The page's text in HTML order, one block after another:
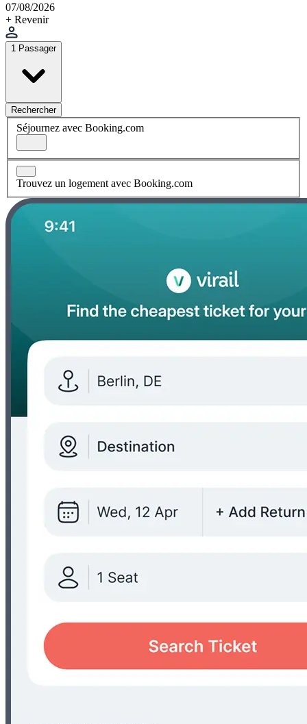
07/08/2026
+ Revenir
1 Passager
Rechercher
Séjournez avec Booking.com
Trouvez un logement avec Booking.com